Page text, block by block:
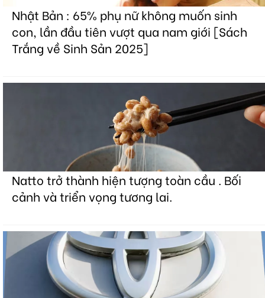
Nhật Bản : 65% phụ nữ không muốn sinh
con, lần đầu tiên vượt qua nam giới [Sách
Trắng về Sinh Sản 2025]
Natto trở thành hiện tượng toàn cầu . Bối
cảnh và triển vọng tương lai.